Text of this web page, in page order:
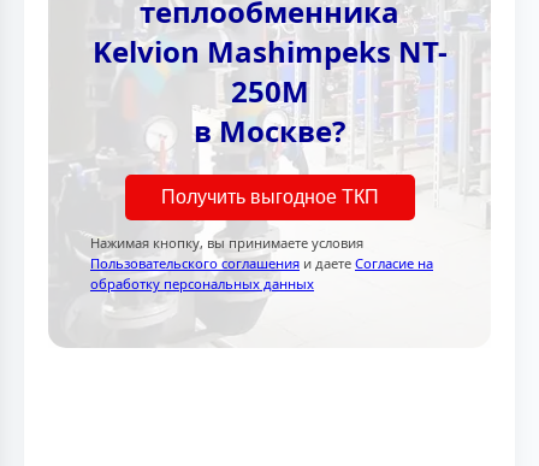
теплообменника
Kelvion Mashimpeks NT-
250M
в Москве?
Получить выгодное ТКП
Нажимая кнопку, вы принимаете условия
Пользовательского соглашения и даете Согласие на
обработку персональных данных